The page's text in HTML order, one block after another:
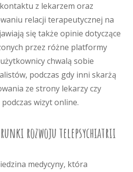
z lekarzem oraz
relacji terapeutycznej na
się także opinie dotyczące
przez różne platformy
chwalą sobie
podczas gdy inni skarżą
ze strony lekarzy czy
wizyt online.
rozwoju telepsychiatrii
medycyny, która